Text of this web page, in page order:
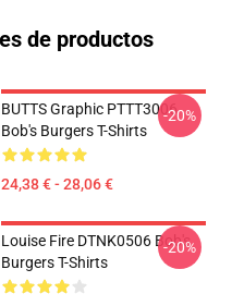
de productos
BUTTS Graphic PTTT3006
Bob's Burgers T-Shirts
24,38 € - 28,06 €
-20%
Louise Fire DTNK0506 Bob's
Burgers T-Shirts
-20%